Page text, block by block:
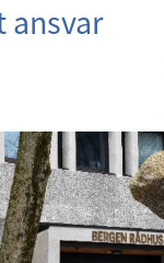
ansvar